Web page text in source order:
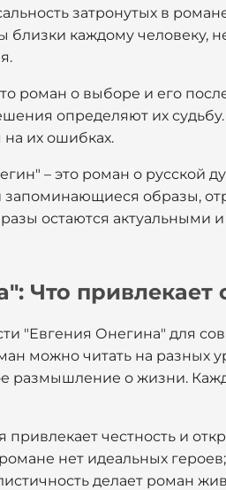
затронутых в
каждому человеку,
роман о выборе и его
определяют их
на их ошибках.
– это роман о русской
образы,
остаются актуальными
Что привлекает
"Евгения Онегина" для
можно читать на разных
размышление о жизни.
привлекает честность и
нет идеальных
делает роман